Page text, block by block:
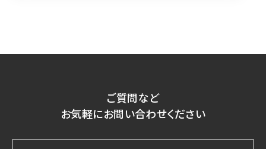
ご質問など
お気軽にお問い合わせください